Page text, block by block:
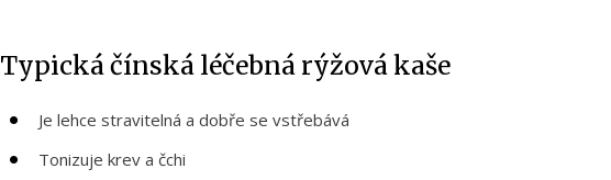
Typická čínská léčebná rýžová kaše
Je lehce stravitelná a dobře se vstřebává
Tonizuje krev a čchi